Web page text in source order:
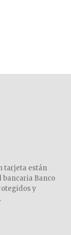
tarjeta están
bancaria Banco
y